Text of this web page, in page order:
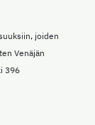
joiden
Venäjän
396